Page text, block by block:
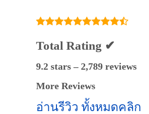
Total Rating ✔
9.2 stars – 2,789 reviews
More Reviews
อ่านรีวิว ทั้งหมดคลิก